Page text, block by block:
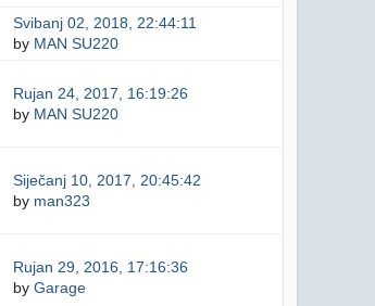
Svibanj 02, 2018, 22:44:11
by MAN SU220
Rujan 24, 2017, 16:19:26
by MAN SU220
Siječanj 10, 2017, 20:45:42
by man323
Rujan 29, 2016, 17:16:36
by Garage